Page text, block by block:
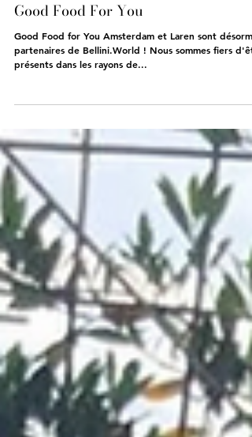
Good Food For You
Good Food for You Amsterdam et Laren sont
partenaires de Bellini.World ! Nous sommes fiers
présents dans les rayons de...